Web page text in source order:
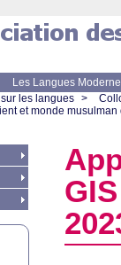
Les Langues
sur les langues >
et monde
GIS